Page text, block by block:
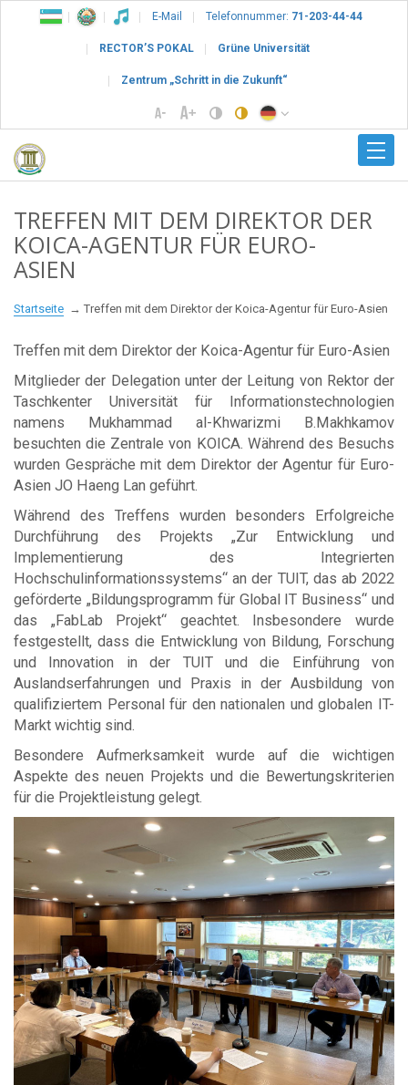
E-Mail Telefonnummer: 71-203-44-44
RECTOR’S POKAL Grüne Universität
Zentrum „Schritt in die Zukunft“
TREFFEN MIT DEM DIREKTOR DER
KOICA-AGENTUR FÜR EURO-
ASIEN
Startseite Treffen mit dem Direktor der Koica-Agentur für Euro-Asien
Treffen mit dem Direktor der Koica-Agentur für Euro-Asien
Mitglieder der Delegation unter der Leitung von Rektor der
Taschkenter Universität für Informationstechnologien
namens Mukhammad al-Khwarizmi B.Makhkamov
besuchten die Zentrale von KOICA. Während des Besuchs
wurden Gespräche mit dem Direktor der Agentur für Euro-
Asien JO Haeng Lan geführt.
Während des Treffens wurden besonders Erfolgreiche
Durchführung des Projekts „Zur Entwicklung und
Implementierung des Integrierten
Hochschulinformationssystems“ an der TUIT, das ab 2022
geförderte „Bildungsprogramm für Global IT Business“ und
das „FabLab Projekt“ geachtet. Insbesondere wurde
festgestellt, dass die Entwicklung von Bildung, Forschung
und Innovation in der TUIT und die Einführung von
Auslandserfahrungen und Praxis in der Ausbildung von
qualifiziertem Personal für den nationalen und globalen IT-
Markt wichtig sind.
Besondere Aufmerksamkeit wurde auf die wichtigen
Aspekte des neuen Projekts und die Bewertungskriterien
für die Projektleistung gelegt.